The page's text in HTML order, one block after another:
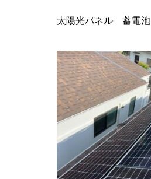
太陽光パネル 蓄電池